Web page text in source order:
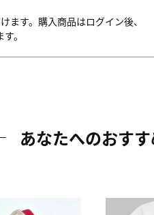
ます。購入商品はログイン後、
。
あなたへのおす